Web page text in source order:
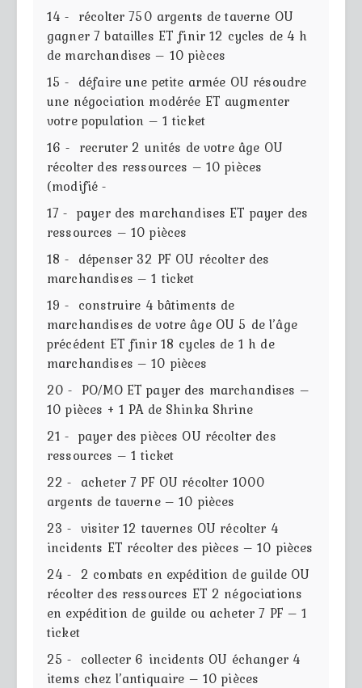
14 - récolter 750 argents de taverne OU
gagner 7 batailles ET finir 12 cycles de 4 h
de marchandises – 10 pièces
15 - défaire une petite armée OU résoudre
une négociation modérée ET augmenter
votre population – 1 ticket
16 - recruter 2 unités de votre âge OU
récolter des ressources – 10 pièces
(modifié -
17 - payer des marchandises ET payer des
ressources – 10 pièces
18 - dépenser 32 PF OU récolter des
marchandises – 1 ticket
19 - construire 4 bâtiments de
marchandises de votre âge OU 5 de l’âge
précédent ET finir 18 cycles de 1 h de
marchandises – 10 pièces
20 - PO/MO ET payer des marchandises –
10 pièces + 1 PA de Shinka Shrine
21 - payer des pièces OU récolter des
ressources – 1 ticket
22 - acheter 7 PF OU récolter 1000
argents de taverne – 10 pièces
23 - visiter 12 tavernes OU récolter 4
incidents ET récolter des pièces – 10 pièces
24 - 2 combats en expédition de guilde OU
récolter des ressources ET 2 négociations
en expédition de guilde ou acheter 7 PF – 1
ticket
25 - collecter 6 incidents OU échanger 4
items chez l’antiquaire – 10 pièces